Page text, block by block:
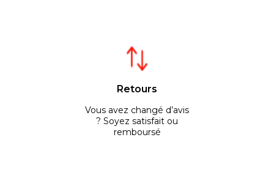
Retours
Vous avez changé d’avis
? Soyez satisfait ou
remboursé